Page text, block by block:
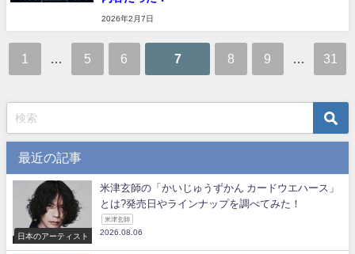
2026年2月7日
1 5 6 7 8 9 31
最近の記事
日本のアーティスト
米津玄師の「かいじゅうずかん カードウエハース」
とは?発売日やラインナップを調べてみた！
米津玄師
2026.08.06